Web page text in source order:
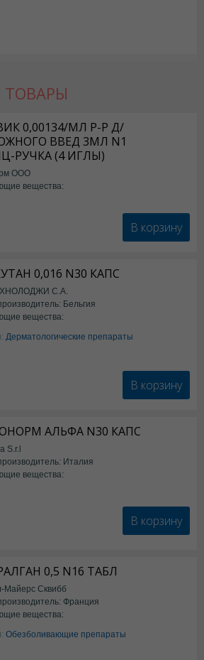
0,00134/МЛ Р-Р Д/
ВВЕД 3МЛ N1
РУЧКА (4 ИГЛЫ)
ООО
вещества:
В корзину
0,016 N30 КАПС
С.А.
Бельгия
вещества:
Дерматологические препараты
В корзину
АЛЬФА N30 КАПС
S.r.l
Италия
вещества:
В корзину
0,5 N16 ТАБЛ
Майерс Сквибб
Франция
вещества:
Обезболивающие препараты